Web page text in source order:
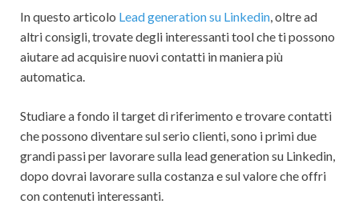
In questo articolo Lead generation su Linkedin, oltre ad
altri consigli, trovate degli interessanti tool che ti possono
aiutare ad acquisire nuovi contatti in maniera più
automatica.
Studiare a fondo il target di riferimento e trovare contatti
che possono diventare sul serio clienti, sono i primi due
grandi passi per lavorare sulla lead generation su Linkedin,
dopo dovrai lavorare sulla costanza e sul valore che offri
con contenuti interessanti.